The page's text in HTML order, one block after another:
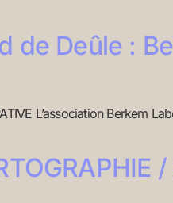
de Deûle :
L’association Berkem